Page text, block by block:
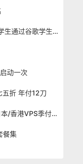
美国堪萨斯与
其 VPS 产品基
，配备 NVMe
月付低至 6
成立于2023年
主营 VPS /
覆盖中国香
其 VPS 产品基
分为亚洲和美
月付低至 6
SheerID Verification Tool 帮助学生通过谷歌学生计划免费获得 Gemini Advanced
成立于2023年
主营 VPS /
覆盖中国香
其 VPS 产品基
分为亚洲和美
月付低至 6
成立于2023年
主营 VPS /
心覆盖中国香
其 VPS 产品基
分为亚洲和美
动一次
成立于2023年
主营 VPS /
心覆盖中国香
其 VPS 产品基
折 年付12刀
成立于2023年
主营 VPS /
覆盖中国香
LOCVPS 秋季促销全场7折起 日本/香港VPS季付63元
成立于2023年
主营 VPS /
餐集